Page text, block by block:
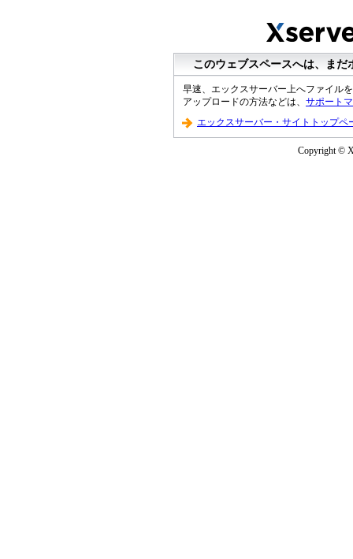
このウェブスペースへは、ま
早速、エックスサーバー上へファイル
アップロードの方法などは、 サポート
エックスサーバー・サイトトップペ
Copyright ©